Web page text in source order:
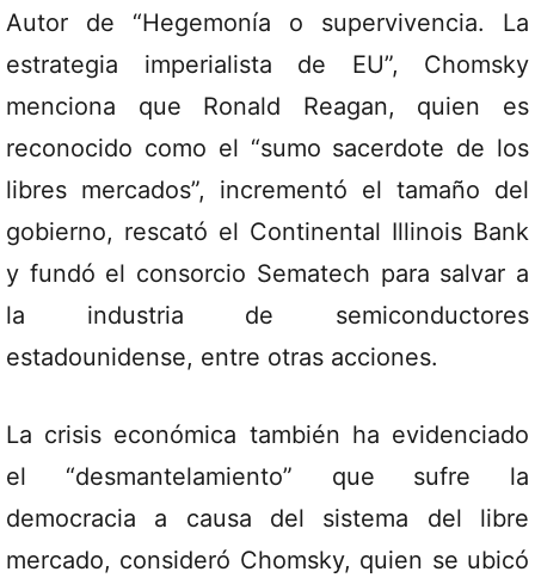
Autor de “Hegemonía o supervivencia. La
estrategia imperialista de EU”, Chomsky
menciona que Ronald Reagan, quien es
reconocido como el “sumo sacerdote de los
libres mercados”, incrementó el tamaño del
gobierno, rescató el Continental Illinois Bank
y fundó el consorcio Sematech para salvar a
la industria de semiconductores
estadounidense, entre otras acciones.
La crisis económica también ha evidenciado
el “desmantelamiento” que sufre la
democracia a causa del sistema del libre
mercado, consideró Chomsky, quien se ubicó